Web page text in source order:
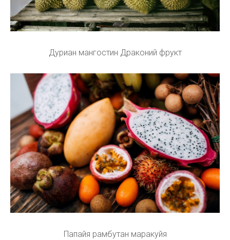
Дуриан мангостин Драконий фрукт
Папайя рамбутан маракуйя